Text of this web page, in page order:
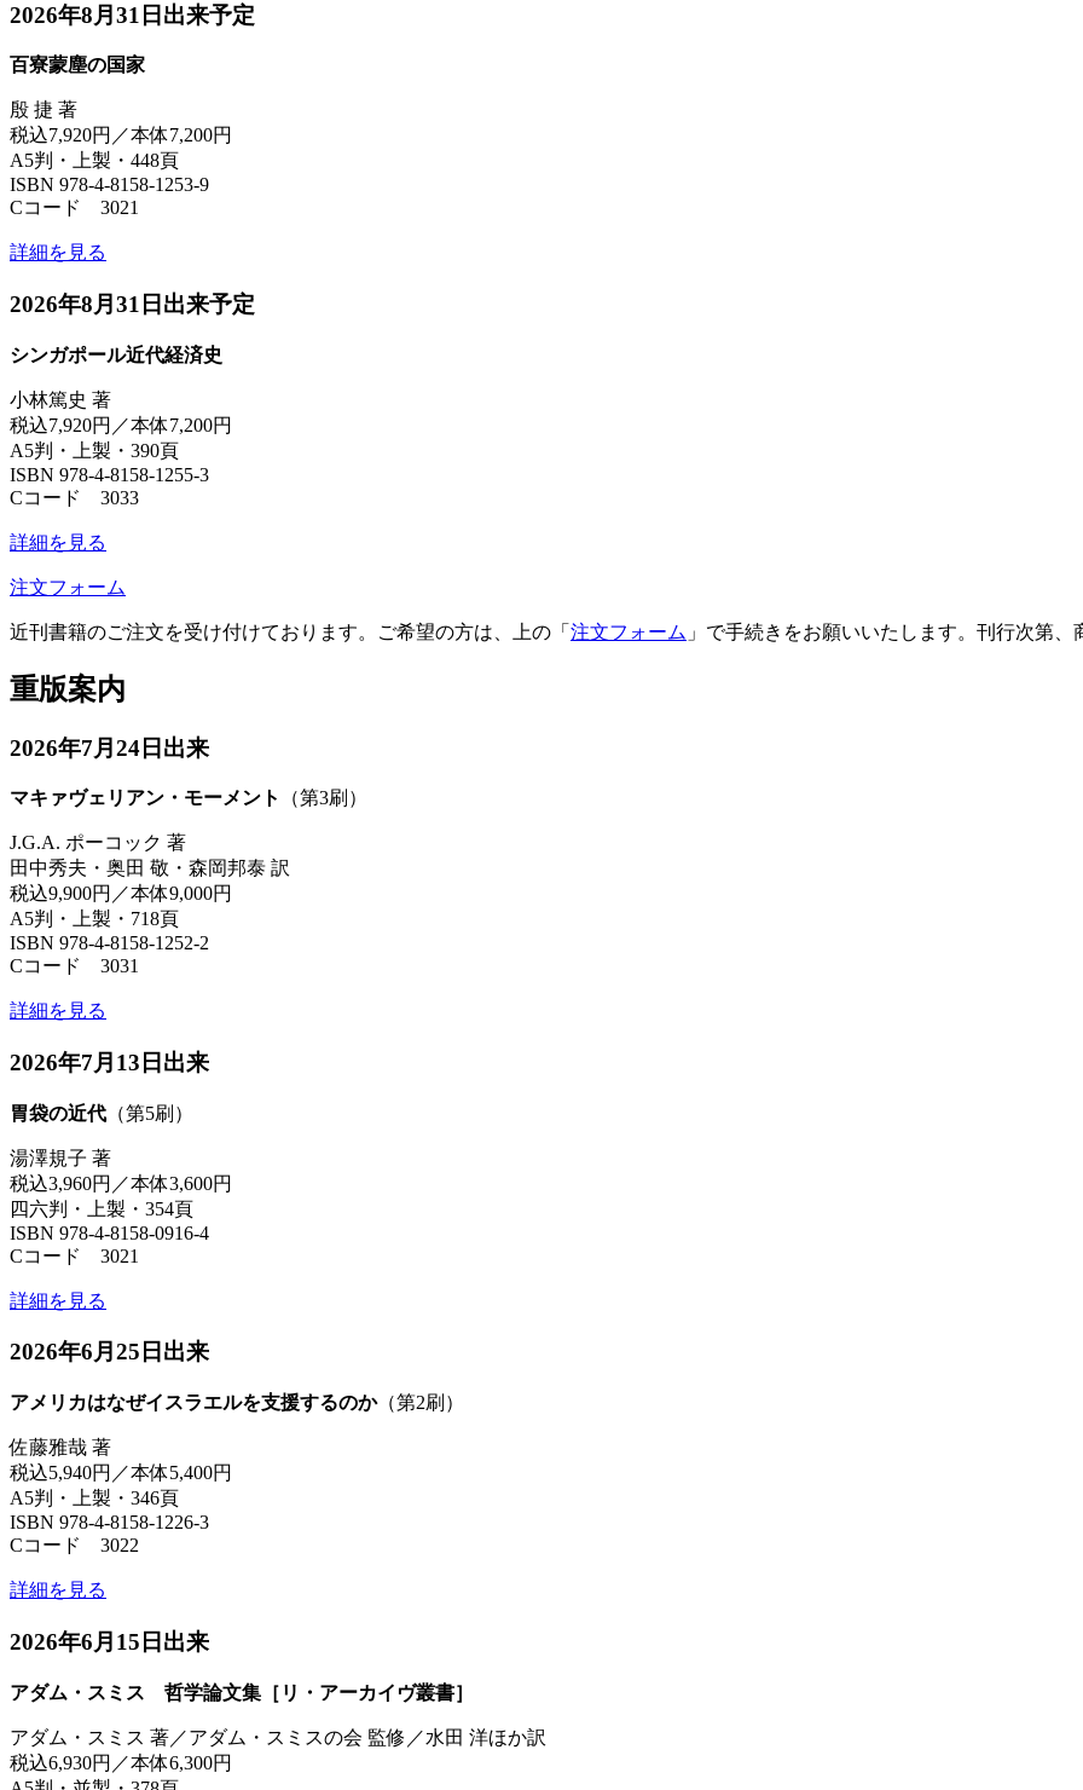
2026年8月31日出来予定
百寮蒙塵の国家
殷 捷 著
税込7,920円／本体7,200円
A5判・上製・448頁
ISBN 978-4-8158-1253-9
Cコード 3021
詳細を見る
2026年8月31日出来予定
シンガポール近代経済史
小林篤史 著
税込7,920円／本体7,200円
A5判・上製・390頁
ISBN 978-4-8158-1255-3
Cコード 3033
詳細を見る
注文フォーム
近刊書籍のご注文を受け付けております。ご希望の方は、上の「 注文フォーム 」で手続きをお願いいたします。刊行次第、
重版案内
2026年7月24日出来
マキァヴェリアン・モーメント （第3刷）
J.G.A. ポーコック 著
田中秀夫・奥田 敬・森岡邦泰 訳
税込9,900円／本体9,000円
A5判・上製・718頁
ISBN 978-4-8158-1252-2
Cコード 3031
詳細を見る
2026年7月13日出来
胃袋の近代 （第5刷）
湯澤規子 著
税込3,960円／本体3,600円
四六判・上製・354頁
ISBN 978-4-8158-0916-4
Cコード 3021
詳細を見る
2026年6月25日出来
アメリカはなぜイスラエルを支援するのか（第2刷）
佐藤雅哉 著
税込5,940円／本体5,400円
A5判・上製・346頁
ISBN 978-4-8158-1226-3
Cコード 3022
詳細を見る
2026年6月15日出来
アダム・スミス 哲学論文集［リ・アーカイヴ叢書］
アダム・スミス 著／アダム・スミスの会 監修／水田 洋ほか訳
税込6,930円／本体6,300円